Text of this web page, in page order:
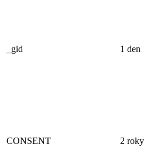
_gid 1 den
CONSENT 2 roky